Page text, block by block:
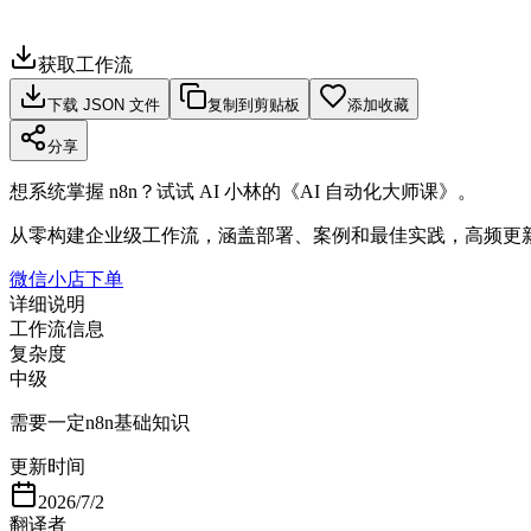
获取工作流
下载 JSON 文件 复制到剪贴板 添加收藏
分享
想系统掌握 n8n？试试 AI 小林的《AI 自动化大师课》。
从零构建企业级工作流，涵盖部署、案例和最佳实践，高频更
微信小店下单
详细说明
工作流信息
复杂度
中级
需要一定n8n基础知识
更新时间
2026/7/2
翻译者